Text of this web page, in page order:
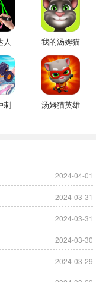
人 我的汤姆猫
刺
汤姆猫英雄
2024-04-01
2024-03-31
2024-03-31
2024-03-30
2024-03-29